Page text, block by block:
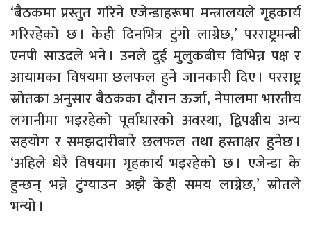
‘बैठकमा प्रस्तुत गरिने एजेन्डाहरूमा मन्त्रालयले गृहकार्य
गरिरहेको छ । केही दिनभित्र टुंगो लाग्नेछ,’ परराष्ट्रमन्त्री
एनपी साउदले भने । उनले दुई मुलुकबीच विभिन्न पक्ष र
आयामका विषयमा छलफल हुने जानकारी दिए । परराष्ट्र
स्रोतका अनुसार बैठकका दौरान ऊर्जा, नेपालमा भारतीय
लगानीमा भइरहेको पूर्वाधारको अवस्था, द्विपक्षीय अन्य
सहयोग र समझदारीबारे छलफल तथा हस्ताक्षर हुनेछ ।
‘अहिले धेरै विषयमा गृहकार्य भइरहेको छ । एजेन्डा के
हुन्छन् भन्ने टुंग्याउन अझै केही समय लाग्नेछ,’ स्रोतले
भन्यो ।